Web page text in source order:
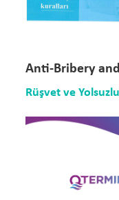
Anti-Bribery
Rüşvet ve